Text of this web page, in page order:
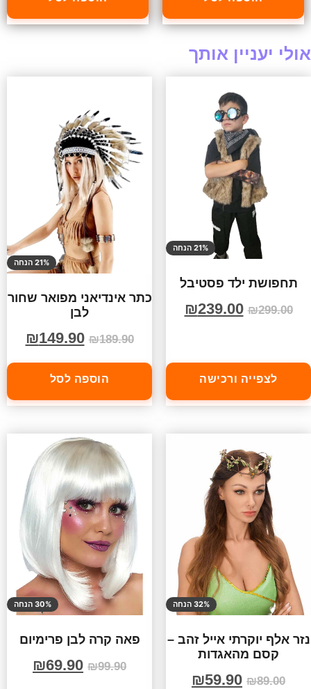
אולי יעניין אותך
21% הנחה
תחפושת ילד פסטיבל
₪299.00
₪239.00
לצפייה ורכישה
21% הנחה
כתר אינדיאני מפואר שחור
לבן
₪189.90
₪149.90
הוספה לסל
32% הנחה
נזר אלף יוקרתי אייל זהב –
קסם מהאגדות
₪89.00
₪59.90
30% הנחה
פאה קרה לבן פרימיום
₪99.90
₪69.90